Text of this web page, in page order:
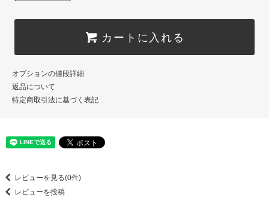
カートに入れる
オプションの値段詳細
返品について
特定商取引法に基づく表記
レビューを見る(0件)
レビューを投稿